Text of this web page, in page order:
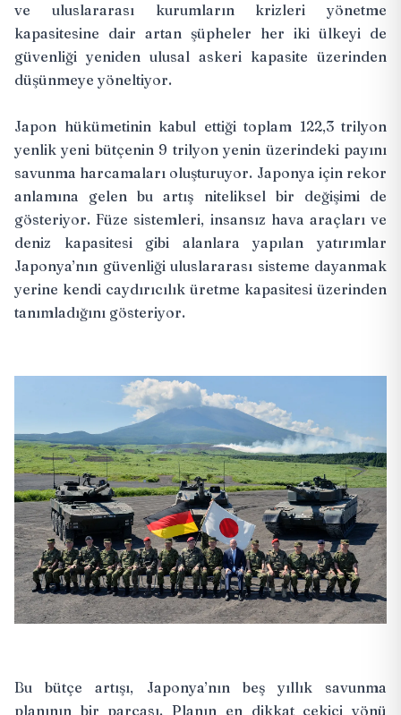
ve uluslararası kurumların krizleri yönetme
kapasitesine dair artan şüpheler her iki ülkeyi de
güvenliği yeniden ulusal askeri kapasite üzerinden
düşünmeye yöneltiyor.
Japon hükümetinin kabul ettiği toplam 122,3 trilyon
yenlik yeni bütçenin 9 trilyon yenin üzerindeki payını
savunma harcamaları oluşturuyor. Japonya için rekor
anlamına gelen bu artış niteliksel bir değişimi de
gösteriyor. Füze sistemleri, insansız hava araçları ve
deniz kapasitesi gibi alanlara yapılan yatırımlar
Japonya’nın güvenliği uluslararası sisteme dayanmak
yerine kendi caydırıcılık üretme kapasitesi üzerinden
tanımladığını gösteriyor.
Bu bütçe artışı, Japonya’nın beş yıllık savunma
planının bir parçası. Planın en dikkat çekici yönü